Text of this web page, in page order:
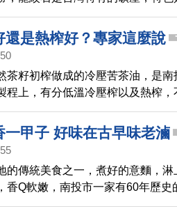
起去看看。
還是熱榨好？專家這麼說
茶籽初榨做成的冷壓苦茶油，是南
程上，有分低溫冷壓榨以及熱榨
些不同，那麼，要怎麼挑選，聽聽
一甲子 好味在古早味老滷
的傳統美食之一，煮好的意麵，淋
香Q軟嫩，南投市一家有60年歷史
喜愛。